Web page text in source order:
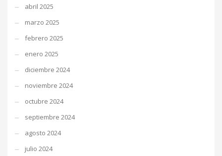
abril 2025
marzo 2025
febrero 2025
enero 2025
diciembre 2024
noviembre 2024
octubre 2024
septiembre 2024
agosto 2024
julio 2024